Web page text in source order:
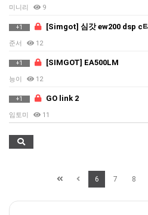
미니리 9
+1 [Simgot] 심갓 ew200 dsp c
준서 12
+1 [SIMGOT] EA500LM
능이 12
+1 GO link 2
임토미 11
6 7 8